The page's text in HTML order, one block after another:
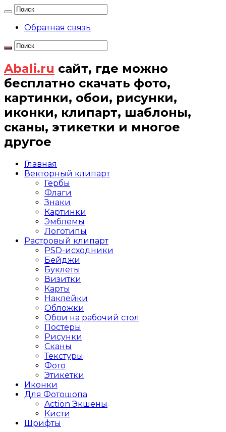
Обратная связь
Abali.ru сайт, где можно
бесплатно скачать фото,
картинки, обои, рисунки,
иконки, клипарт, шаблоны,
сканы, этикетки и многое
другое
Главная
Векторный клипарт
Гербы
Флаги
Знаки
Картинки
Эмблемы
Логотипы
Растровый клипарт
PSD-исходники
Бейджи
Буклеты
Визитки
Карты
Наклейки
Обложки
Обои на рабочий стол
Постеры
Рисунки
Сканы
Текстуры
Фото
Этикетки
Иконки
Для Фотошопа
Action Экшены
Кисти
Шрифты